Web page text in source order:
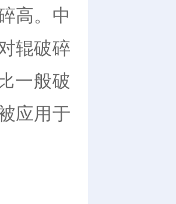
高。中
辊破碎
一般破
应用于